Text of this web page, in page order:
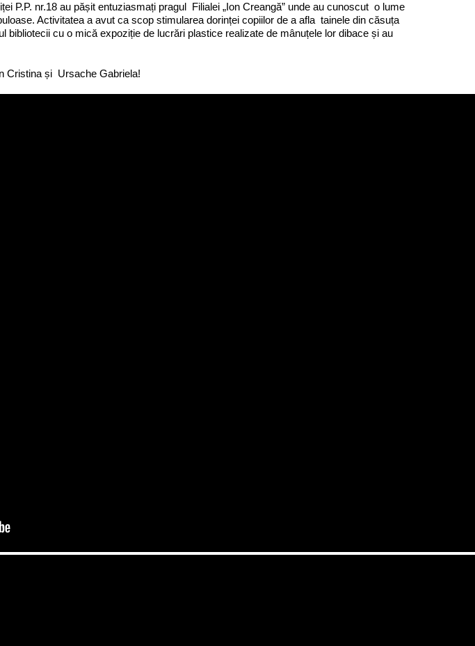
P.P. nr.18 au pășit entuziasmați pragul Filialei „Ion Creangă” unde au cunoscut o lume
Activitatea a avut ca scop stimularea dorinței copiilor de a afla tainele din căsuța
bibliotecii cu o mică expoziție de lucrări plastice realizate de mânuțele lor dibace și au
Cristina și Ursache Gabriela!